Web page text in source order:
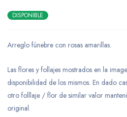
DISPONIBLE
Arreglo fúnebre con rosas amarillas.
Las flores y follajes mostrados en la
disponibilidad de los mismos. En dado
otro folllaje / flor de similar valor
original.